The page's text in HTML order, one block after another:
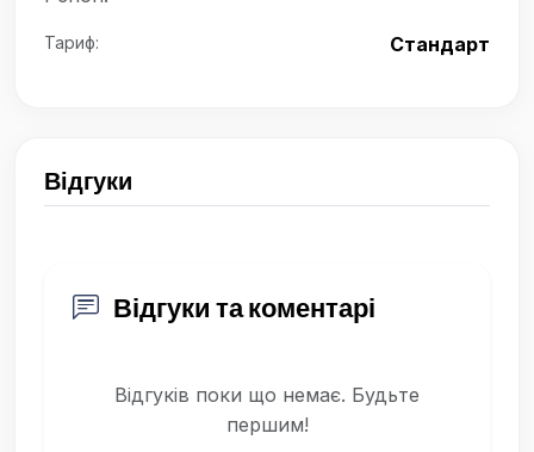
Тариф: Стандарт
Відгуки
Відгуки та коментарі
Відгуків поки що немає. Будьте
першим!